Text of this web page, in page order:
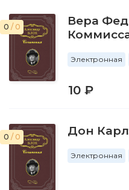
0 / 0
Вера
Электронная
10 ₽
0 / 0 Дон
Электронная